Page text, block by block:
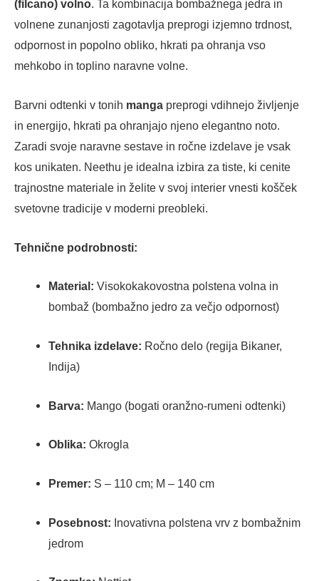
(filcano) volno. Ta kombinacija bombažnega jedra in
volnene zunanjosti zagotavlja preprogi izjemno trdnost,
odpornost in popolno obliko, hkrati pa ohranja vso
mehkobo in toplino naravne volne.
Barvni odtenki v tonih manga preprogi vdihnejo življenje
in energijo, hkrati pa ohranjajo njeno elegantno noto.
Zaradi svoje naravne sestave in ročne izdelave je vsak
kos unikaten. Neethu je idealna izbira za tiste, ki cenite
trajnostne materiale in želite v svoj interier vnesti košček
svetovne tradicije v moderni preobleki.
Tehnične podrobnosti:
Material: Visokokakovostna polstena volna in
bombaž (bombažno jedro za večjo odpornost)
Tehnika izdelave: Ročno delo (regija Bikaner,
Indija)
Barva: Mango (bogati oranžno-rumeni odtenki)
Oblika: Okrogla
Premer: S – 110 cm; M – 140 cm
Posebnost: Inovativna polstena vrv z bombažnim
jedrom